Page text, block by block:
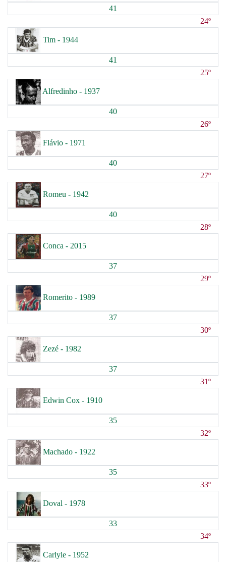
41
24º
Tim - 1944
41
25º
Alfredinho - 1937
40
26º
Flávio - 1971
40
27º
Romeu - 1942
40
28º
Conca - 2015
37
29º
Romerito - 1989
37
30º
Zezé - 1982
37
31º
Edwin Cox - 1910
35
32º
Machado - 1922
35
33º
Doval - 1978
33
34º
Carlyle - 1952